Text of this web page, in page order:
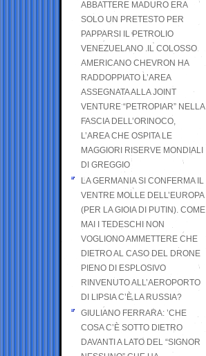
ABBATTERE MADURO ERA
SOLO UN PRETESTO PER
PAPPARSI IL PETROLIO
VENEZUELANO .IL COLOSSO
AMERICANO CHEVRON HA
RADDOPPIATO L’AREA
ASSEGNATA ALLA JOINT
VENTURE “PETROPIAR” NELLA
FASCIA DELL’ORINOCO,
L’AREA CHE OSPITA LE
MAGGIORI RISERVE MONDIALI
DI GREGGIO
LA GERMANIA SI CONFERMA IL
VENTRE MOLLE DELL’EUROPA
(PER LA GIOIA DI PUTIN). COME
MAI I TEDESCHI NON
VOGLIONO AMMETTERE CHE
DIETRO AL CASO DEL DRONE
PIENO DI ESPLOSIVO
RINVENUTO ALL’AEROPORTO
DI LIPSIA C’È LA RUSSIA?
GIULIANO FERRARA: ’CHE
COSA C’È SOTTO DIETRO
DAVANTI A LATO DEL “SIGNOR